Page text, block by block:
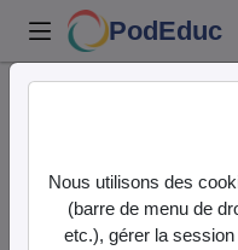
PodEduc
EAFC Clermont-
Ferrand
Nous utilisons des
(barre de menu de
etc.), gérer la